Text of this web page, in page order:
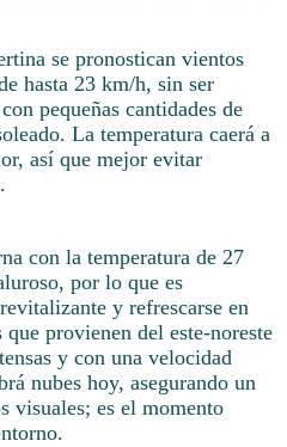
se pronostican vientos
hasta 23 km/h, sin ser
pequeñas cantidades de
La temperatura caerá a
así que mejor evitar
con la temperatura de 27
por lo que es
y refrescarse en
provienen del este-noreste
y con una velocidad
nubes hoy, asegurando un
visuales; es el momento